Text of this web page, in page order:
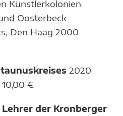
Künstlerkolonien
Oosterbeck
Den Haag 2000
2020
€
Lehrer der Kronberger